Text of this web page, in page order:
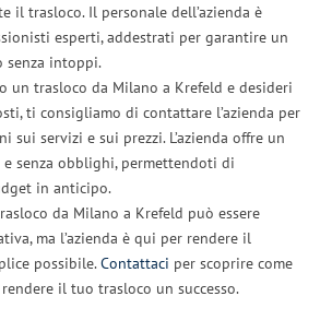
il trasloco. Il personale dell’azienda è
esperti, addestrati per garantire un
senza intoppi.
un trasloco da Milano a Krefeld e desideri
ti consigliamo di contattare l’azienda per
sui servizi e sui prezzi. L’azienda offre un
senza obblighi, permettendoti di
in anticipo.
da Milano a Krefeld può essere
ma l’azienda è qui per rendere il
possibile.Contattaci per scoprire come
il tuo trasloco un successo.